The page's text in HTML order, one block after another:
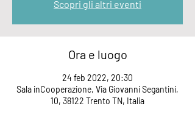
Scopri gli altri eventi
Ora e luogo
24 feb 2022, 20:30
Sala inCooperazione, Via Giovanni Segantini,
10, 38122 Trento TN, Italia